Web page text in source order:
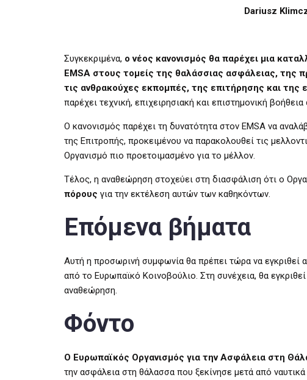
Dariusz
Συγκεκριμένα, ο νέος κανονισμός θα παρέχει μια
EMSA στους τομείς της θαλάσσιας ασφάλειας, της
τις ανθρακούχες εκπομπές, της επιτήρησης και της
παρέχει τεχνική, επιχειρησιακή και επιστημονική
Ο κανονισμός παρέχει τη δυνατότητα στον EMSA να
της Επιτροπής, προκειμένου να παρακολουθεί τις
Οργανισμό πιο προετοιμασμένο για το μέλλον.
Τέλος, η αναθεώρηση στοχεύει στη διασφάλιση ότι ο
πόρους για την εκτέλεση αυτών των καθηκόντων.
Επόμενα βήματα
Αυτή η προσωρινή συμφωνία θα πρέπει τώρα να
από το Ευρωπαϊκό Κοινοβούλιο. Στη συνέχεια, θα
αναθεώρηση.
Φόντο
Ο Ευρωπαϊκός Οργανισμός για την Ασφάλεια στη
την ασφάλεια στη θάλασσα που ξεκίνησε μετά από